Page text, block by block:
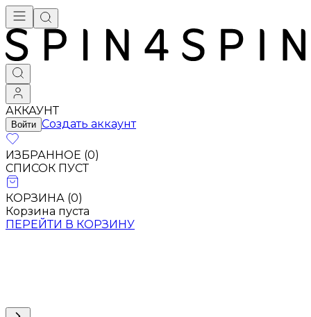
АККАУНТ
Войти Создать аккаунт
ИЗБРАННОЕ (0)
СПИСОК ПУСТ
КОРЗИНА (0)
Корзина пуста
ПЕРЕЙТИ В КОРЗИНУ